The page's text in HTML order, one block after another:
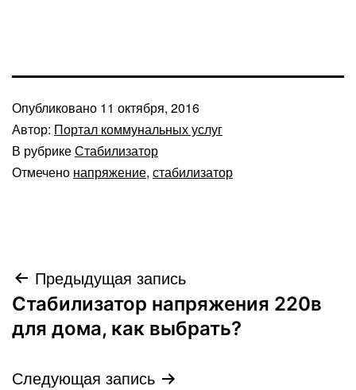
Опубликовано 11 октября, 2016
Автор: Портал коммунальных услуг
В рубрикеСтабилизатор
Отмечено напряжение, стабилизатор
Навигация
по
Предыдущая запись
Стабилизатор напряжения 220в
для дома, как выбрать?
Следующая запись